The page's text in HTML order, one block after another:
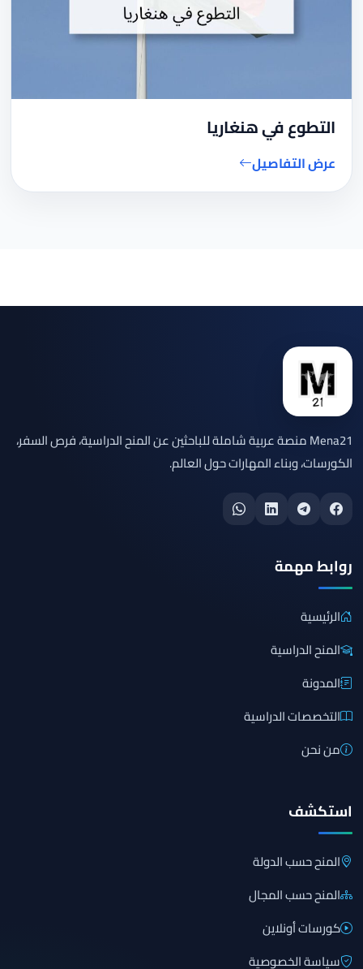
التطوع في هنغاريا
عرض التفاصيل
Mena21 منصة عربية شاملة للباحثين عن المنح الدراسية، فرص السفر،
الكورسات، وبناء المهارات حول العالم.
روابط مهمة
الرئيسية
المنح الدراسية
المدونة
التخصصات الدراسية
من نحن
استكشف
المنح حسب الدولة
المنح حسب المجال
كورسات أونلاين
سياسة الخصوصية